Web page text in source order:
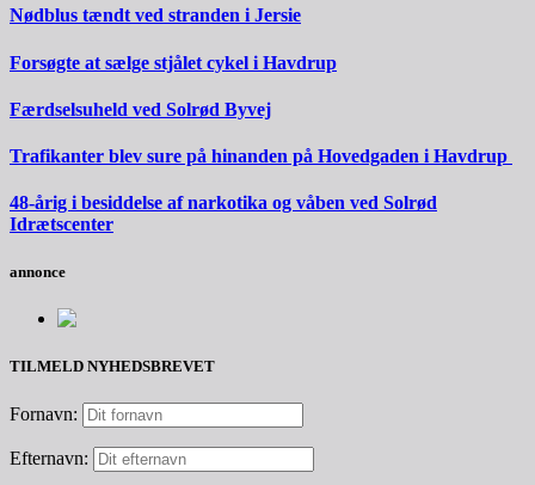
Nødblus tændt ved stranden i Jersie
Forsøgte at sælge stjålet cykel i Havdrup
Færdselsuheld ved Solrød Byvej
Trafikanter blev sure på hinanden på Hovedgaden i Havdrup
48-årig i besiddelse af narkotika og våben ved Solrød
Idrætscenter
annonce
TILMELD NYHEDSBREVET
Fornavn:
Efternavn: